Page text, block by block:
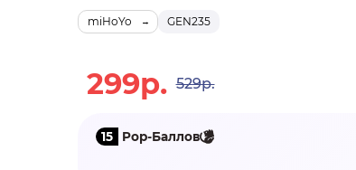
GEN235
miHoYo
299р. 529р.
15 Pop-Баллов